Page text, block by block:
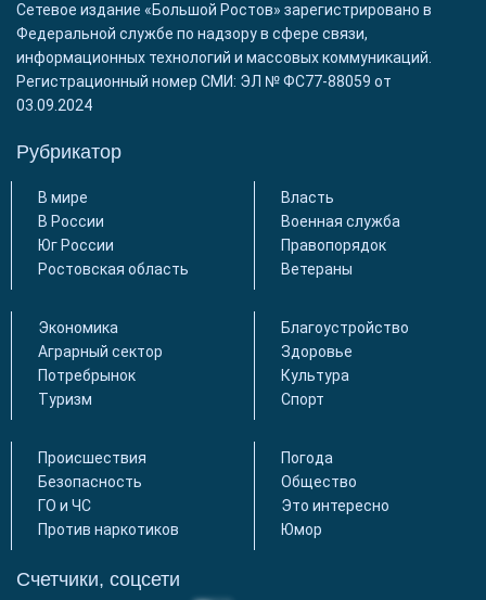
Сетевое издание «Большой Ростов» зарегистрировано в
Федеральной службе по надзору в сфере связи,
информационных технологий и массовых коммуникаций.
Регистрационный номер СМИ: ЭЛ № ФС77-88059 от
03.09.2024
Рубрикатор
В мире
В России
Юг России
Ростовская область
Власть
Военная служба
Правопорядок
Ветераны
Экономика
Аграрный сектор
Потребрынок
Туризм
Благоустройство
Здоровье
Культура
Спорт
Происшествия
Безопасность
ГО и ЧС
Против наркотиков
Погода
Общество
Это интересно
Юмор
Счетчики, соцсети